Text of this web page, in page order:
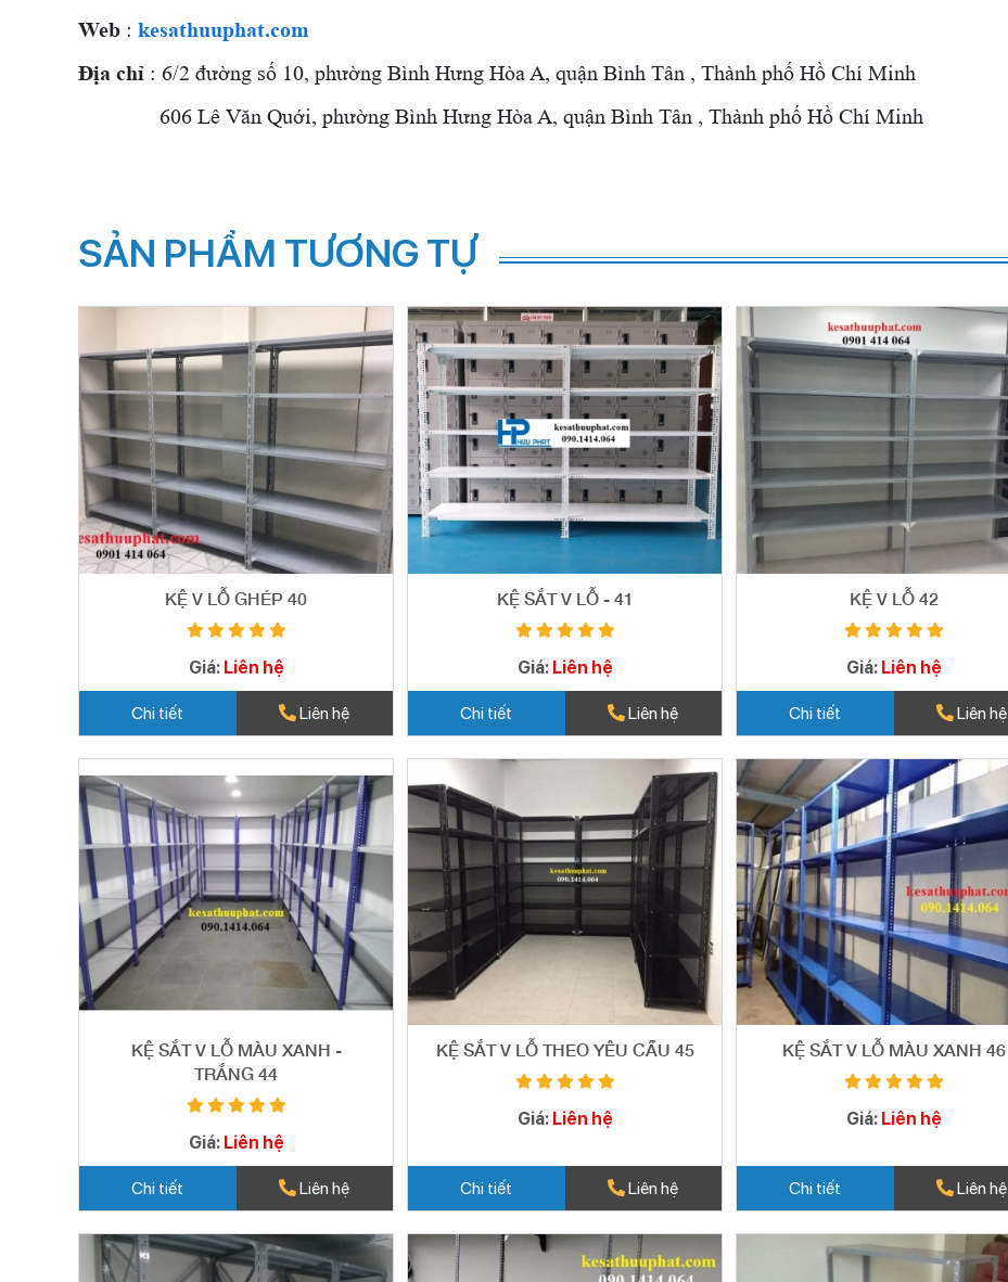
Web : kesathuuphat.com
Địa chỉ : 6/2 đường số 10, phường Bình Hưng Hòa A, quận Bình Tân , Thành phố Hồ Chí Minh
606 Lê Văn Quới, phường Bình Hưng Hòa A, quận Bình Tân , Thành phố Hồ Chí Minh
SẢN PHẨM TƯƠNG TỰ
KỆ V LỖ GHÉP 40
Giá: Liên hệ
Chi tiết Liên hệ
KỆ SẮT V LỖ - 41
Giá: Liên hệ
Chi tiết Liên hệ
KỆ V LỖ 42
Giá: Liên hệ
Chi tiết Liên hệ
KỆ SẮT V LỖ MÀU XANH -
TRẮNG 44
Giá: Liên hệ
Chi tiết Liên hệ
KỆ SẮT V LỖ THEO YÊU CẦU 45
Giá: Liên hệ
Chi tiết Liên hệ
KỆ SẮT V LỖ MÀU XANH 46
Giá: Liên hệ
Chi tiết Liên hệ